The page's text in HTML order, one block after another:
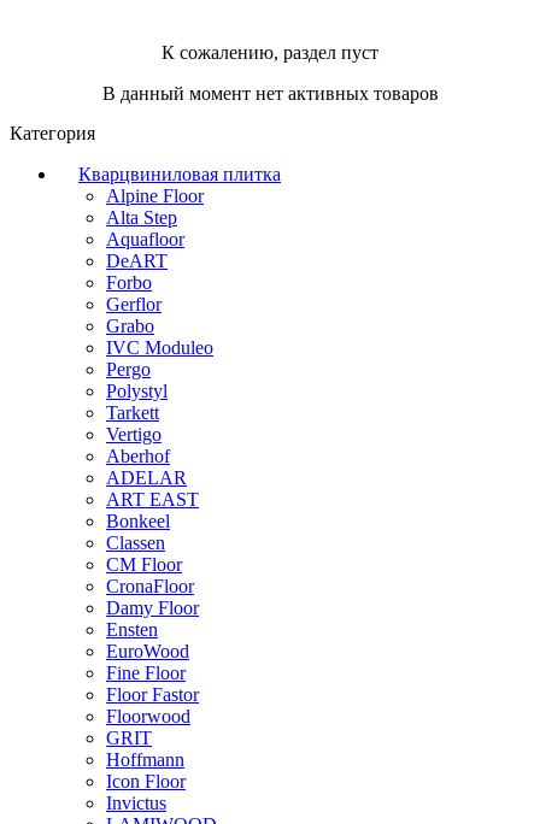
К сожалению, раздел пуст
В данный момент нет активных товаров
Категория
Кварцвиниловая плитка
Alpine Floor
Alta Step
Aquafloor
DeART
Forbo
Gerflor
Grabo
IVC Moduleo
Pergo
Polystyl
Tarkett
Vertigo
Aberhof
ADELAR
ART EAST
Bonkeel
Classen
CM Floor
CronaFloor
Damy Floor
Ensten
EuroWood
Fine Floor
Floor Fastor
Floorwood
GRIT
Hoffmann
Icon Floor
Invictus